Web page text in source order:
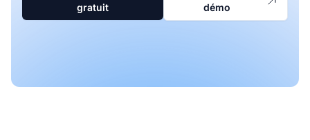
gratuit
démo